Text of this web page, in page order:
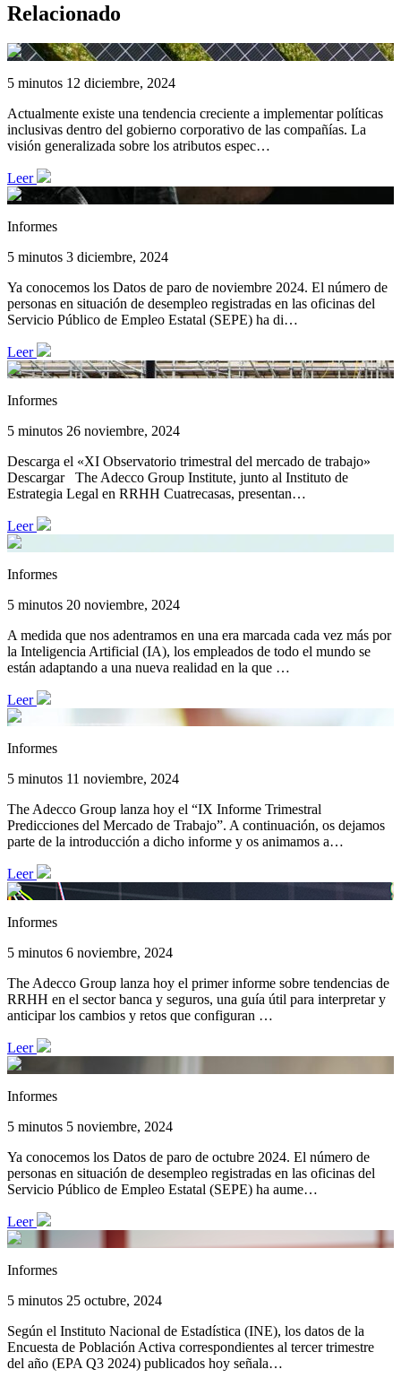
Relacionado
5 minutos 12 diciembre, 2024
Actualmente existe una tendencia creciente a implementar políticas
inclusivas dentro del gobierno corporativo de las compañías. La
visión generalizada sobre los atributos espec…
Leer
Informes
5 minutos 3 diciembre, 2024
Ya conocemos los Datos de paro de noviembre 2024. El número de
personas en situación de desempleo registradas en las oficinas del
Servicio Público de Empleo Estatal (SEPE) ha di…
Leer
Informes
5 minutos 26 noviembre, 2024
Descarga el «XI Observatorio trimestral del mercado de trabajo»
Descargar The Adecco Group Institute, junto al Instituto de
Estrategia Legal en RRHH Cuatrecasas, presentan…
Leer
Informes
5 minutos 20 noviembre, 2024
A medida que nos adentramos en una era marcada cada vez más por
la Inteligencia Artificial (IA), los empleados de todo el mundo se
están adaptando a una nueva realidad en la que …
Leer
Informes
5 minutos 11 noviembre, 2024
The Adecco Group lanza hoy el “IX Informe Trimestral
Predicciones del Mercado de Trabajo”. A continuación, os dejamos
parte de la introducción a dicho informe y os animamos a…
Leer
Informes
5 minutos 6 noviembre, 2024
The Adecco Group lanza hoy el primer informe sobre tendencias de
RRHH en el sector banca y seguros, una guía útil para interpretar y
anticipar los cambios y retos que configuran …
Leer
Informes
5 minutos 5 noviembre, 2024
Ya conocemos los Datos de paro de octubre 2024. El número de
personas en situación de desempleo registradas en las oficinas del
Servicio Público de Empleo Estatal (SEPE) ha aume…
Leer
Informes
5 minutos 25 octubre, 2024
Según el Instituto Nacional de Estadística (INE), los datos de la
Encuesta de Población Activa correspondientes al tercer trimestre
del año (EPA Q3 2024) publicados hoy señala…